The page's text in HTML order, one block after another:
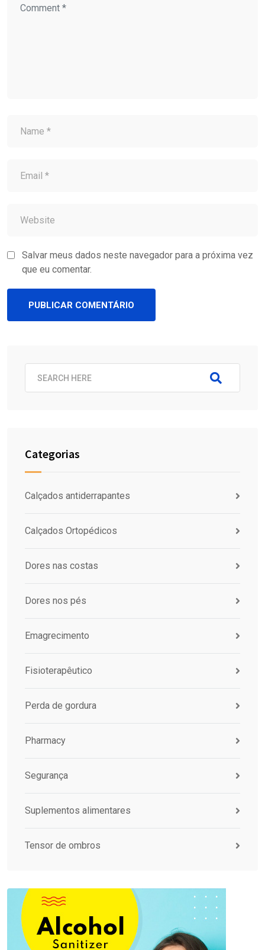
Salvar meus dados neste navegador para a próxima vez
que eu comentar.
Categorias
Calçados antiderrapantes
Calçados Ortopédicos
Dores nas costas
Dores nos pés
Emagrecimento
Fisioterapêutico
Perda de gordura
Pharmacy
Segurança
Suplementos alimentares
Tensor de ombros